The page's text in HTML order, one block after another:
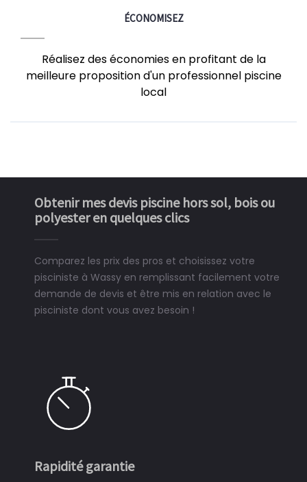
ÉCONOMISEZ
Réalisez des économies en profitant de la
meilleure proposition d'un professionnel piscine
local
Obtenir mes devis piscine hors sol, bois ou
polyester en quelques clics
Comparez les prix des pros et choisissez votre
pisciniste à Wassy en remplissant facilement votre
demande de devis et être mis en relation avec le
pisciniste dont vous avez besoin !
Rapidité garantie